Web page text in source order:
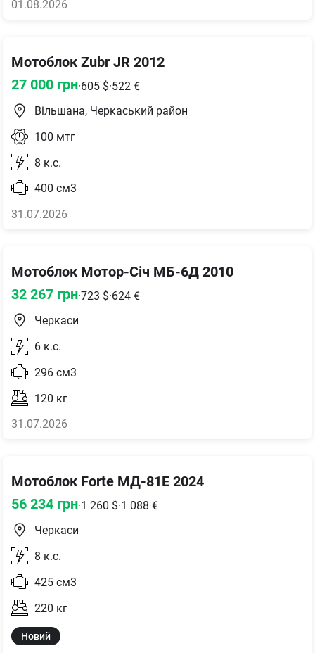
01.08.2026
Мотоблок Zubr JR 2012
27 000 грн·605 $·522 €
Вільшана, Черкаський район
100 мтг
8 к.с.
400 см3
31.07.2026
Мотоблок Мотор-Січ МБ-6Д 2010
32 267 грн·723 $·624 €
Черкаси
6 к.с.
296 см3
120 кг
31.07.2026
Мотоблок Forte МД-81Е 2024
56 234 грн·1 260 $·1 088 €
Черкаси
8 к.с.
425 см3
220 кг
Новий